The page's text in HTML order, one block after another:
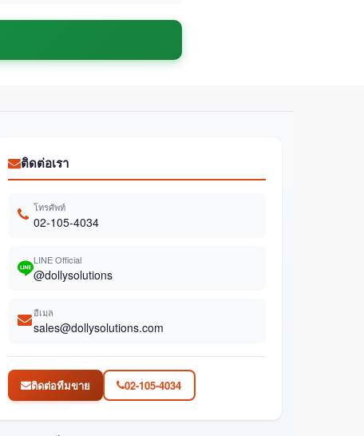
ติดต่อเรา
โทรศัพท์
02-105-4034
LINE Official
@dollysolutions
อีเมล
sales@dollysolutions.com
ติดต่อทีมขาย 02-105-4034